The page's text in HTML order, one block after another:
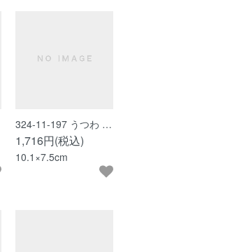
324-11-197 うつわ …
1,716円(税込)
10.1×7.5cm